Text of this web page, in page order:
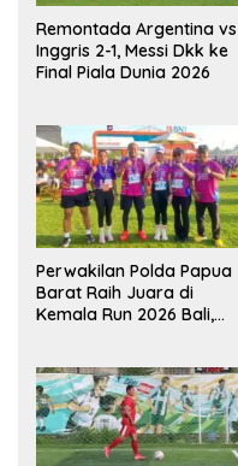
Remontada Argentina vs
Inggris 2-1, Messi Dkk ke
Final Piala Dunia 2026
Perwakilan Polda Papua
Barat Raih Juara di
Kemala Run 2026 Bali,